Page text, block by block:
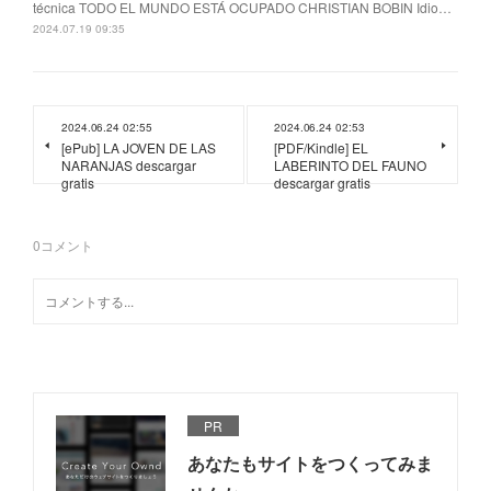
técnica TODO EL MUNDO ESTÁ OCUPADO CHRISTIAN BOBIN Idio…
2024.07.19 09:35
2024.06.24 02:55
[ePub] LA JOVEN DE LAS
NARANJAS descargar
gratis
2024.06.24 02:53
[PDF/Kindle] EL
LABERINTO DEL FAUNO
descargar gratis
0コメント
PR
あなたもサイトをつくってみま